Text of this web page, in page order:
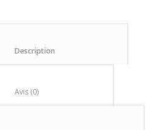
						Avis (0)